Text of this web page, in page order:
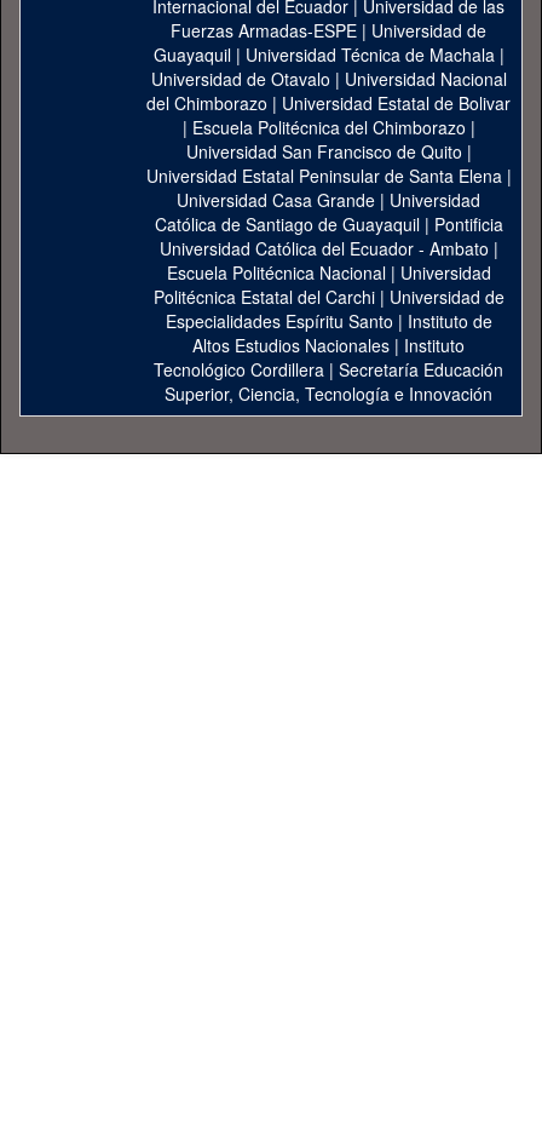
Internacional del Ecuador | Universidad de las
Fuerzas Armadas-ESPE | Universidad de
Guayaquil| Universidad Técnica de Machala|
Universidad de Otavalo | Universidad Nacional
del Chimborazo | Universidad Estatal de Bolivar
| Escuela Politécnica del Chimborazo |
Universidad San Francisco de Quito |
Universidad Estatal Peninsular de Santa Elena|
Universidad Casa Grande | Universidad
Católica de Santiago de Guayaquil| Pontificia
Universidad Católica del Ecuador - Ambato |
Escuela Politécnica Nacional| Universidad
Politécnica Estatal del Carchi| Universidad de
Especialidades Espíritu Santo | Instituto de
Altos Estudios Nacionales | Instituto
Tecnológico Cordillera | Secretaría Educación
Superior, Ciencia, Tecnología e Innovación